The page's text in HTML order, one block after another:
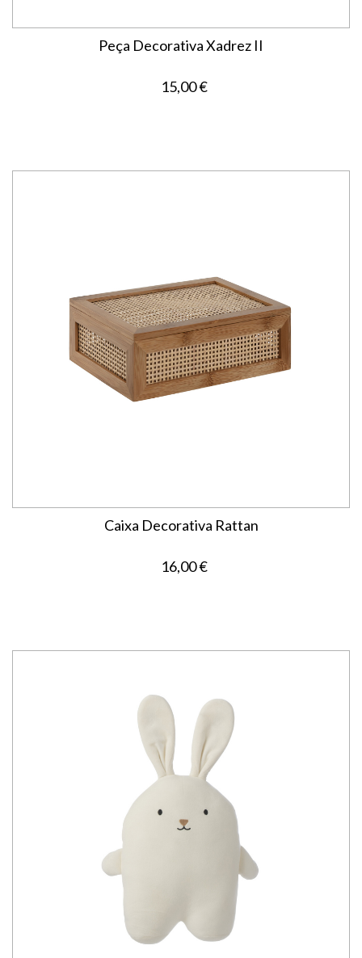
Peça Decorativa Xadrez II
15,00 €
Caixa Decorativa Rattan
16,00 €